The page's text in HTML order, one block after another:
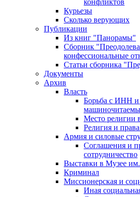
конфликтов
Курьезы
Сколько верующих
Публикации
Из книг "Панорамы"
Сборник
конфессиональные
Статьи сборника
Документы
Архив
Власть
Борьба с ИНН и
Место религии
Религия и
Армия и силовые
Соглашения и
сотрудничество
Выставки в Музее
Криминал
Миссионерская и
Иная